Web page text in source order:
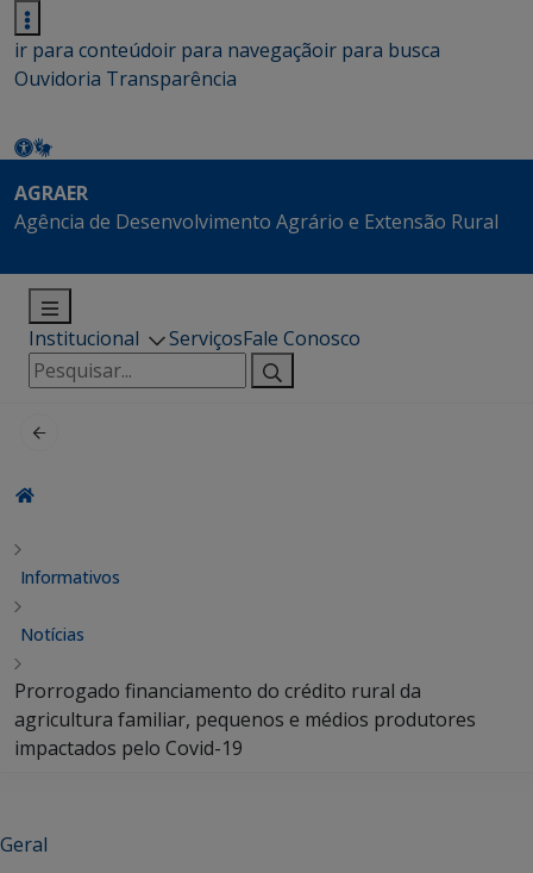
ir para conteúdoir para navegaçãoir para busca
Ouvidoria Transparência
AGRAER
Agência de Desenvolvimento Agrário e Extensão Rural
Institucional ServiçosFale Conosco
Pesquisar
por:
Informativos
Notícias
Prorrogado financiamento do crédito rural da
agricultura familiar, pequenos e médios produtores
impactados pelo Covid-19
Geral